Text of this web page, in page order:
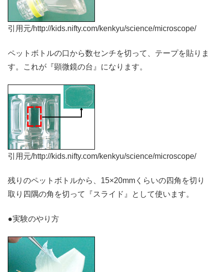
引用元/http://kids.nifty.com/kenkyu/science/microscope/
ペットボトルの口から数センチを切って、テープを貼りま
す。これが『顕微鏡の台』になります。
引用元/http://kids.nifty.com/kenkyu/science/microscope/
残りのペットボトルから、15×20mmくらいの四角を切り
取り四隅の角を切って『スライド』として使います。
●実験のやり方